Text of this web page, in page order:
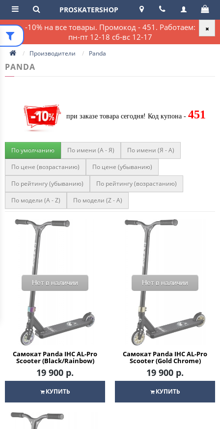
-10% на все товары. Промокод - 451. Работаем:
пн-пт 12-18 сб-вс 12-17
PROSKATERSHOP
Производители Panda
PANDA
при заказе товара сегодня! Код купона - 451
По умолчанию По имени (A - Я)
По имени (Я - A)
По цене (возрастанию)
По цене (убыванию)
По рейтингу (убыванию)
По рейтингу (возрастанию)
По модели (A - Z)
По модели (Z - A)
Нет в наличии
Самокат Panda IHC AL-Pro
Scooter (Black/Rainbow)
Трюковый для детей /
подростков
19 900 р.
КУПИТЬ
Нет в наличии
Самокат Panda IHC AL-Pro
Scooter (Gold Chrome)
Трюковый для детей /
подростков
19 900 р.
КУПИТЬ